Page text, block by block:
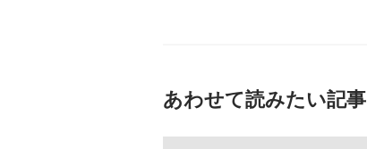
あわせて読みたい記事